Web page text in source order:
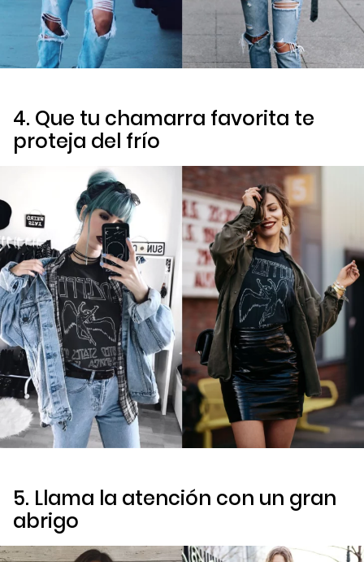
4. Que tu chamarra favorita te
proteja del frío
5. Llama la atención con un gran
abrigo